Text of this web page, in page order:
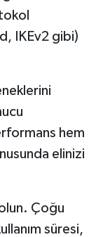
IKEv2 gibi)
hem
elinizi
olun. Çoğu
süresi,